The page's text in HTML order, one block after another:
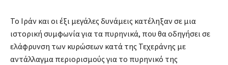
Το Ιράν και οι έξι μεγάλες δυνάμεις κατέληξαν σε μια
ιστορική συμφωνία για τα πυρηνικά, που θα οδηγήσει σε
ελάφρυνση των κυρώσεων κατά της Τεχεράνης με
αντάλλαγμα περιορισμούς για το πυρηνικό της